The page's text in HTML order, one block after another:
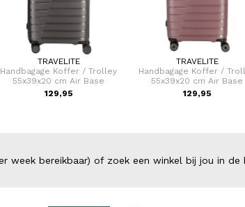
TRAVELITE
Handbagage Koffer / Trolley
55x39x20 cm Air Base
129,95
TRAVELITE
Handbagage Koffer /
55x39x20 cm Air Base
129,95
week bereikbaar) of zoek een winkel bij jou in de